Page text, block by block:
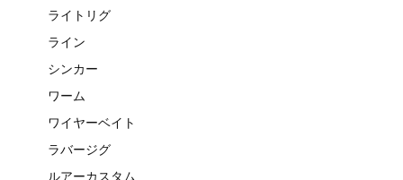
ライトリグ
ライン
シンカー
ワーム
ワイヤーベイト
ラバージグ
ルアーカスタム